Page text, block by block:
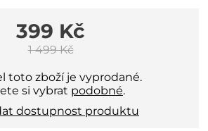
399 Kč
1 499 Kč
toto zboží je vyprodané.
si vybrat podobné.
dostupnost produktu